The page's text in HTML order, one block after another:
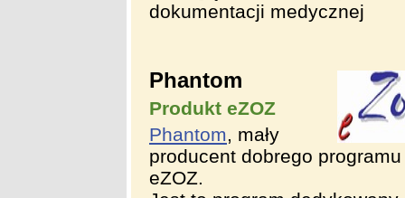
dokumentacji medycznej
Phantom
Produkt eZOZ
Phantom, mały
producent dobrego programu
eZOZ.